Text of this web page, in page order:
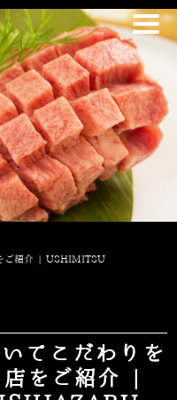
ご紹介 | USHIMITSU
てこだわりを
をご紹介 |